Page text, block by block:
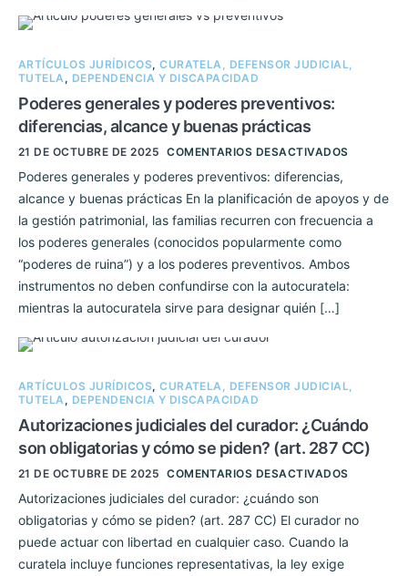
ARTÍCULOS JURÍDICOS,CURATELA, DEFENSOR JUDICIAL,
TUTELA , DEPENDENCIA Y DISCAPACIDAD
Poderes generales y poderes preventivos:
diferencias, alcance y buenas prácticas
21 DE OCTUBRE DE 2025 COMENTARIOS DESACTIVADOS
Poderes generales y poderes preventivos: diferencias,
alcance y buenas prácticas En la planificación de apoyos y de
la gestión patrimonial, las familias recurren con frecuencia a
los poderes generales (conocidos popularmente como
“poderes de ruina”) y a los poderes preventivos. Ambos
instrumentos no deben confundirse con la autocuratela:
mientras la autocuratela sirve para designar quién […]
ARTÍCULOS JURÍDICOS,CURATELA, DEFENSOR JUDICIAL,
TUTELA , DEPENDENCIA Y DISCAPACIDAD
Autorizaciones judiciales del curador: ¿Cuándo
son obligatorias y cómo se piden? (art. 287 CC)
21 DE OCTUBRE DE 2025 COMENTARIOS DESACTIVADOS
Autorizaciones judiciales del curador: ¿cuándo son
obligatorias y cómo se piden? (art. 287 CC) El curador no
puede actuar con libertad en cualquier caso. Cuando la
curatela incluye funciones representativas, la ley exige